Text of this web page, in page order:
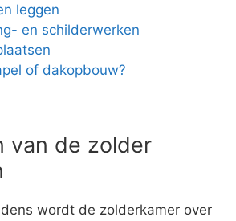
leggen
en schilderwerken
of dakopbouw?
van de zolder
wordt de zolderkamer over